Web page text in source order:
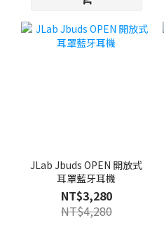
JLab Jbuds OPEN 開放式
耳罩藍牙耳機
NT$3,280
NT$4,280